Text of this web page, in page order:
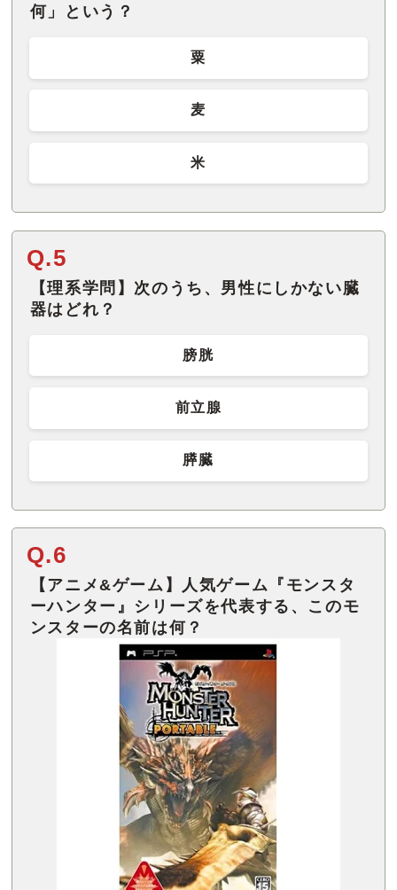
何」という？
粟
麦
米
Q.5
【理系学問】次のうち、男性にしかない臓
器はどれ？
膀胱
前立腺
膵臓
Q.6
【アニメ&ゲーム】人気ゲーム『モンスタ
ーハンター』シリーズを代表する、このモ
ンスターの名前は何？